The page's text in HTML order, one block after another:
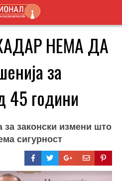
НЕМА ДА
за
45 години
за законски измени што
сигурност